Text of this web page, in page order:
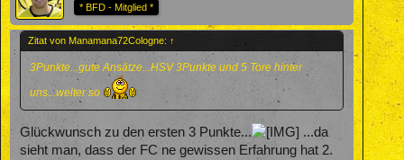
* BFD - Mitglied *
Zitat von Manamana72Cologne: ↑
3Punkte...gute Ansätze...HSV 3Punkte und 5 Tore hinter
uns...weiter so
Glückwunsch zu den ersten 3 Punkte...
...da
sieht man, dass der FC ne gewissen Erfahrung hat 2.